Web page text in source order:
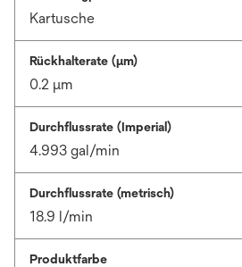
Kartusche
Rückhalterate (µm)
0.2 μm
Durchflussrate (Imperial)
4.993 gal/min
Durchflussrate (metrisch)
18.9 l/min
Produktfarbe